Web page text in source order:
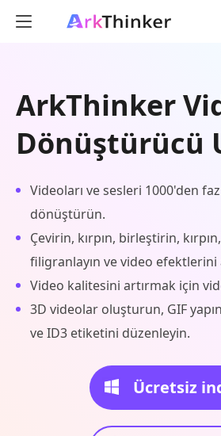
ArkThinker
Dönüştürücü
Videoları ve sesleri 1000'den
dönüştürün.
Çevirin, kırpın, birleştirin,
filigranlayın ve video efektlerini
Video kalitesini artırmak için
3D videolar oluşturun, GIF
ve ID3 etiketini düzenleyin.
Ücretsiz